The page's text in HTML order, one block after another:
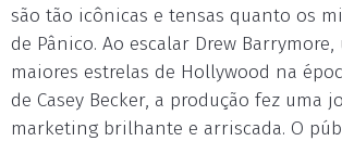
são tão icônicas e tensas quanto os
de Pânico. Ao escalar Drew Barrymore,
maiores estrelas de Hollywood na
de Casey Becker, a produção fez uma
marketing brilhante e arriscada. O